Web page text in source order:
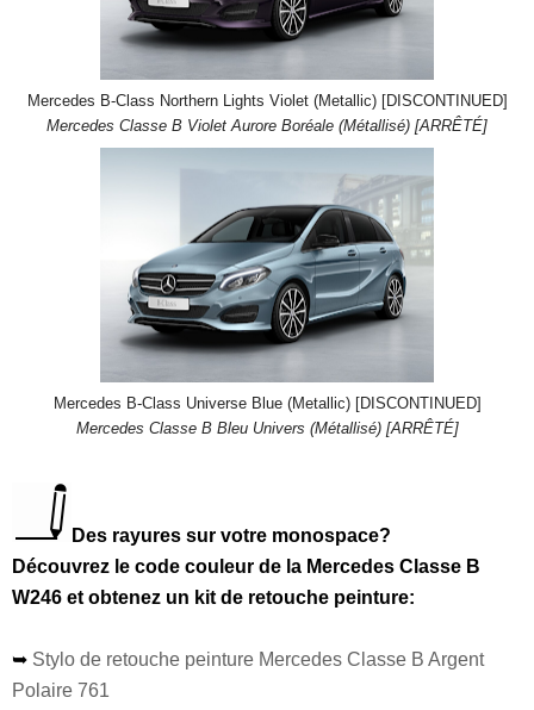
Mercedes B-Class Northern Lights Violet (Metallic) [DISCONTINUED]
Mercedes Classe B Violet Aurore Boréale (Métallisé) [ARRÊTÉ]
Mercedes B-Class Universe Blue (Metallic) [DISCONTINUED]
Mercedes Classe B Bleu Univers (Métallisé) [ARRÊTÉ]
Des rayures sur votre monospace?
Découvrez le code couleur de la Mercedes Classe B
W246 et obtenez un kit de retouche peinture:
➥ Stylo de retouche peinture Mercedes Classe B Argent
Polaire 761